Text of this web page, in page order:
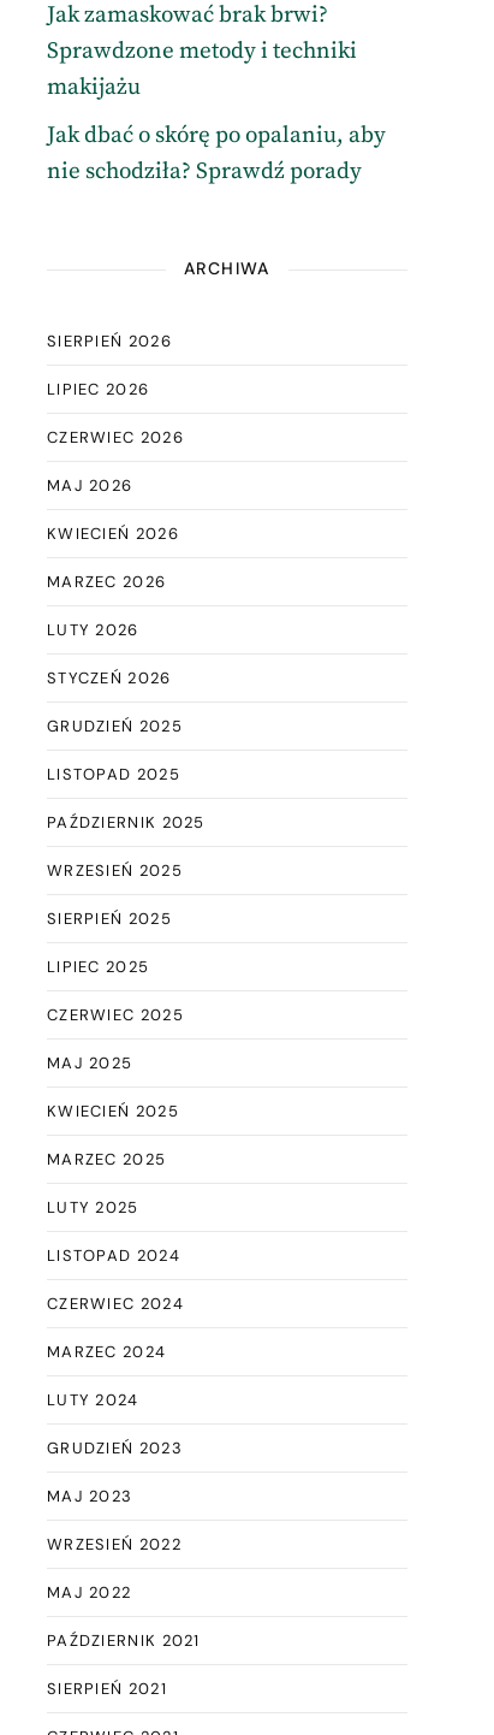
Jak zamaskować brak brwi?
Sprawdzone metody i techniki
makijażu
Jak dbać o skórę po opalaniu, aby
nie schodziła? Sprawdź porady
ARCHIWA
SIERPIEŃ 2026
LIPIEC 2026
CZERWIEC 2026
MAJ 2026
KWIECIEŃ 2026
MARZEC 2026
LUTY 2026
STYCZEŃ 2026
GRUDZIEŃ 2025
LISTOPAD 2025
PAŹDZIERNIK 2025
WRZESIEŃ 2025
SIERPIEŃ 2025
LIPIEC 2025
CZERWIEC 2025
MAJ 2025
KWIECIEŃ 2025
MARZEC 2025
LUTY 2025
LISTOPAD 2024
CZERWIEC 2024
MARZEC 2024
LUTY 2024
GRUDZIEŃ 2023
MAJ 2023
WRZESIEŃ 2022
MAJ 2022
PAŹDZIERNIK 2021
SIERPIEŃ 2021